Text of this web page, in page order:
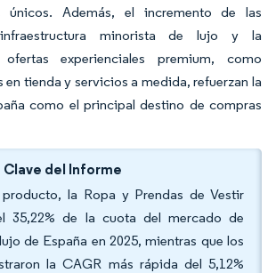
únicos. Además, el incremento de las
minorista de lujo y la
experienciales premium, como
en tienda y servicios a medida, refuerzan la
como el principal destino de compras
del Informe
la Ropa y Prendas de Vestir
35,22% de la cuota del mercado de
de España en 2025, mientras que los
la CAGR más rápida del 5,12%